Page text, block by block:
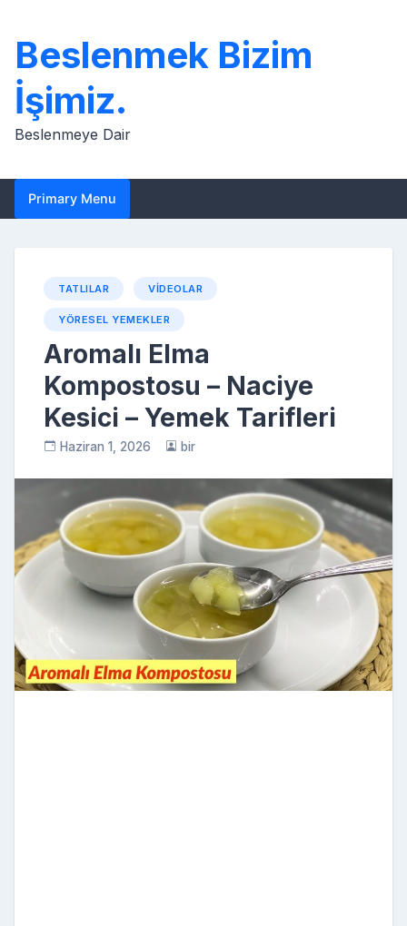
content
Beslenmek Bizim
İşimiz.
Beslenmeye Dair
Primary Menu
TATLILAR VIDEOLAR
YÖRESEL YEMEKLER
Aromalı Elma
Kompostosu – Naciye
Kesici – Yemek Tarifleri
Haziran 1, 2026 bir